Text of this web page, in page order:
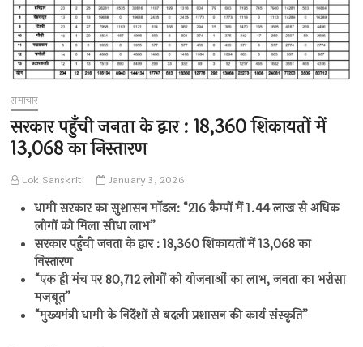
समाचार
सरकार पहुँची जनता के द्वार : 18,360 शिकायतों में
13,068 का निस्तारण
Lok Sanskriti January 3, 2026
धामी सरकार का सुशासन मॉडल: “216 कैम्पों में 1.44 लाख से अधिक
लोगों को मिला सीधा लाभ”
सरकार पहुँची जनता के द्वार : 18,360 शिकायतों में 13,068 का
निस्तारण
“एक ही मंच पर 80,712 लोगों को योजनाओं का लाभ, जनता का भरोसा
मजबूत”
“मुख्यमंत्री धामी के निर्देशों से बदली प्रशासन की कार्य संस्कृति”